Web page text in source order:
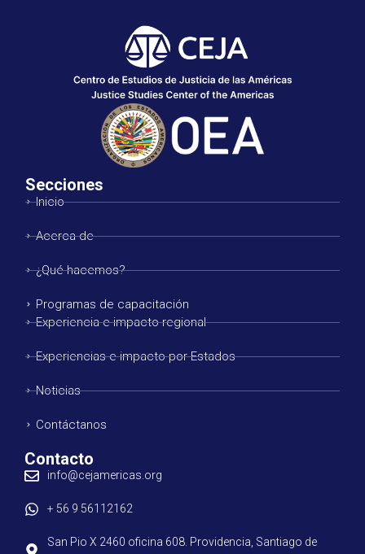
Secciones
Inicio
Acerca de
¿Qué hacemos?
Programas de capacitación
Experiencia e impacto regional
Experiencias e impacto por Estados
Noticias
Contáctanos
Contacto
info@cejamericas.org
+ 56 9 56112162
San Pio X 2460 oficina 608. Providencia, Santiago de